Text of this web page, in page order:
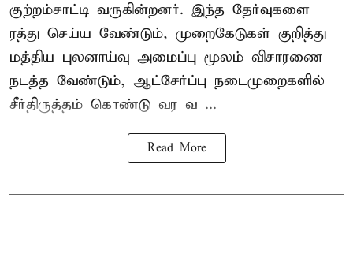
குற்றம்சாட்டி வருகின்றனர். இந்த தேர்வுகளை
ரத்து செய்ய வேண்டும், முறைகேடுகள் குறித்து
மத்திய புலனாய்வு அமைப்பு மூலம் விசாரணை
நடத்த வேண்டும், ஆட்சேர்ப்பு நடைமுறைகளில்
சீர்திருத்தம் கொண்டு வர வ ...
Read More